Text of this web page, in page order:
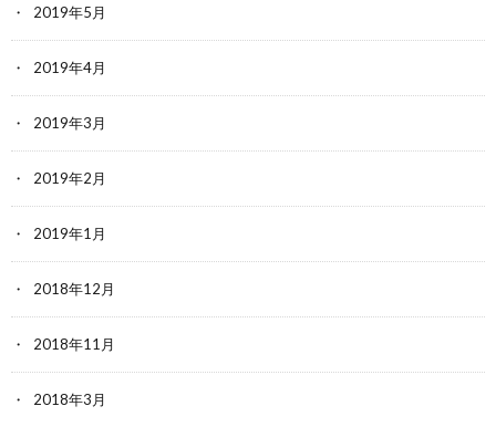
2019年5月
2019年4月
2019年3月
2019年2月
2019年1月
2018年12月
2018年11月
2018年3月